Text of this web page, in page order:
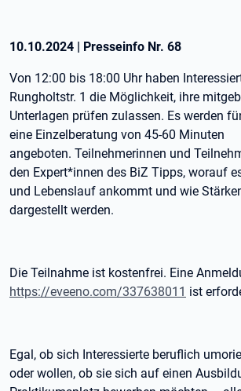
10.10.2024 | Presseinfo Nr. 68
Von 12:00 bis 18:00 Uhr haben
Rungholtstr. 1 die Möglichkeit, ihre
Unterlagen prüfen zulassen. Es werden
eine Einzelberatung von 45-60 Minuten
angeboten. Teilnehmerinnen und
den Expert*innen des BiZ Tipps, worauf
und Lebenslauf ankommt und wie
dargestellt werden.
Die Teilnahme ist kostenfrei. Eine
https://eveeno.com/337638011 ist
Egal, ob sich Interessierte beruflich
oder wollen, ob sie sich auf einen